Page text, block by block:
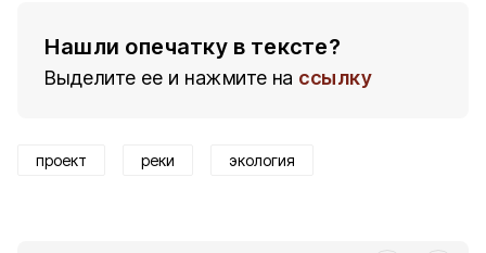
Нашли опечатку в тексте?
Выделите ее и нажмите на ссылку
проект реки экология